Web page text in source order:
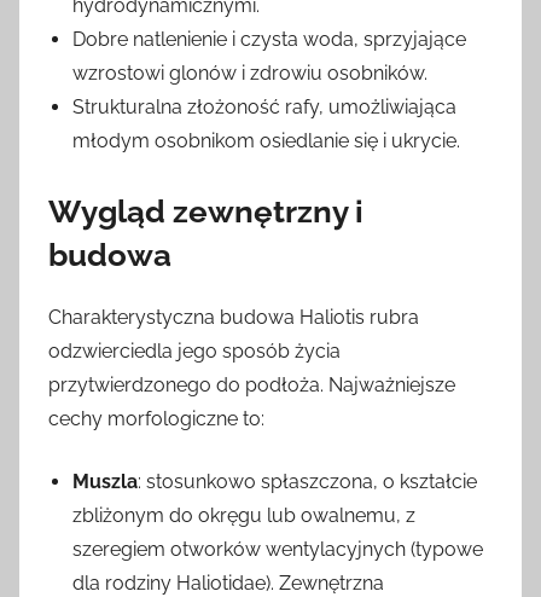
hydrodynamicznymi.
Dobre natlenienie i czysta woda, sprzyjające
wzrostowi glonów i zdrowiu osobników.
Strukturalna złożoność rafy, umożliwiająca
młodym osobnikom osiedlanie się i ukrycie.
Wygląd zewnętrzny i
budowa
Charakterystyczna budowa Haliotis rubra
odzwierciedla jego sposób życia
przytwierdzonego do podłoża. Najważniejsze
cechy morfologiczne to:
Muszla: stosunkowo spłaszczona, o kształcie
zbliżonym do okręgu lub owalnemu, z
szeregiem otworków wentylacyjnych (typowe
dla rodziny Haliotidae). Zewnętrzna